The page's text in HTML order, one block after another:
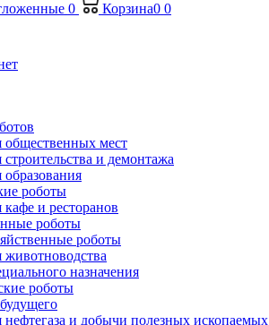
0 Корзина0 0
общественных мест
и демонтажа
роботы
и ресторанов
роботы
роботы
животноводства
назначения
роботы
нефтегаза и добычи полезных ископаемых